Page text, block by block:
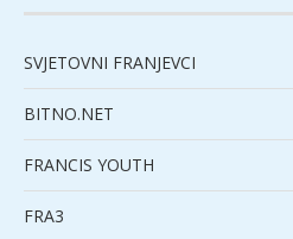
SVJETOVNI FRANJEVCI
BITNO.NET
FRANCIS YOUTH
FRA3